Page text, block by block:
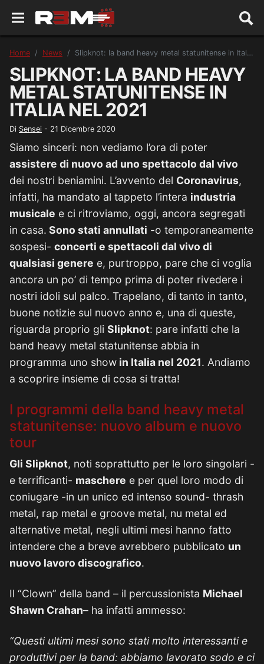
Home News Slipknot: la band heavy metal statunitense in Italia nel 2021
SLIPKNOT: LA BAND HEAVY
METAL STATUNITENSE IN
ITALIA NEL 2021
Di Sensei - 21 Dicembre 2020
Siamo sinceri: non vediamo l’ora di poter
assistere di nuovo ad uno spettacolo dal vivo
dei nostri beniamini. L’avvento del Coronavirus,
infatti, ha mandato al tappeto l’intera industria
musicale e ci ritroviamo, oggi, ancora segregati
in casa. Sono stati annullati -o temporaneamente
sospesi- concerti e spettacoli dal vivo di
qualsiasi genere e, purtroppo, pare che ci voglia
ancora un po’ di tempo prima di poter rivedere i
nostri idoli sul palco. Trapelano, di tanto in tanto,
buone notizie sul nuovo anno e, una di queste,
riguarda proprio gli Slipknot: pare infatti che la
band heavy metal statunitense abbia in
programma uno show in Italia nel 2021. Andiamo
a scoprire insieme di cosa si tratta!
I programmi della band heavy metal
statunitense: nuovo album e nuovo
tour
Gli Slipknot, noti soprattutto per le loro singolari -
e terrificanti- maschere e per quel loro modo di
coniugare -in un unico ed intenso sound- thrash
metal, rap metal e groove metal, nu metal ed
alternative metal, negli ultimi mesi hanno fatto
intendere che a breve avrebbero pubblicato un
nuovo lavoro discografico.
Il “Clown” della band – il percussionista Michael
Shawn Crahan– ha infatti ammesso:
“Questi ultimi mesi sono stati molto interessanti e
produttivi per la band: abbiamo lavorato sodo e ci